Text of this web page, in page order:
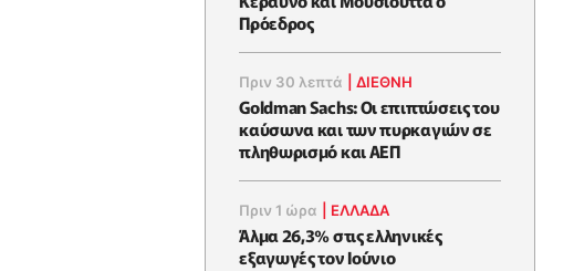
Πρόεδρος
Πριν 30 λεπτά |ΔΙΕΘΝΗ
Goldman Sachs: Οι επιπτώσεις του
καύσωνα και των πυρκαγιών σε
πληθωρισμό και ΑΕΠ
Πριν 1 ώρα ΕΛΛΆΔΑ
Άλμα 26,3% στις ελληνικές
εξαγωγές τον Ιούνιο